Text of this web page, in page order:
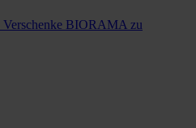
Verschenke BIORAMA zu